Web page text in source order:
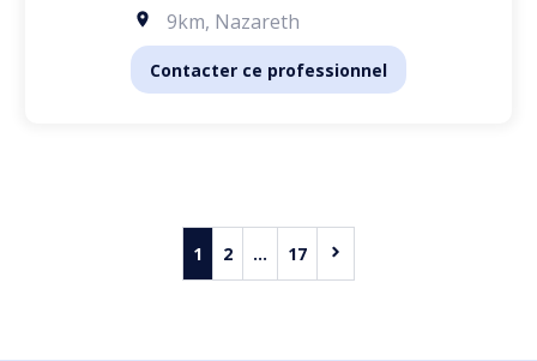
9km, Nazareth
Contacter ce professionnel
1 2 ... 17